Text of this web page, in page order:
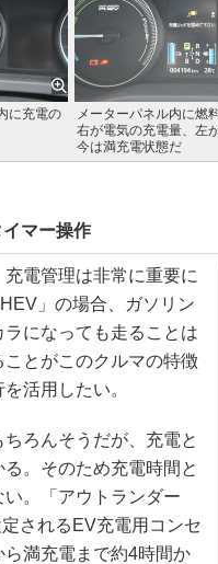
に充電の
メーターパネル内に燃
右が電気の充電量、左
今は満充電状態だ
マー操作
電管理は非常に重要に
」の場合、ガソリン
になっても走ることは
とがこのクルマの特徴
活用したい。
ろんそうだが、充電と
。そのため充電時間と
。「アウトランダー
されるEV充電用コンセ
満充電まで約4時間か